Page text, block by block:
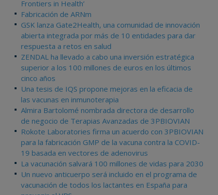
Frontiers in Health’
Fabricación de ARNm
GSK lanza Gate2Health, una comunidad de innovación
abierta integrada por más de 10 entidades para dar
respuesta a retos en salud
ZENDAL ha llevado a cabo una inversión estratégica
superior a los 100 millones de euros en los últimos
cinco años
Una tesis de IQS propone mejoras en la eficacia de
las vacunas en inmunoterapia
Almira Bartolomé nombrada directora de desarrollo
de negocio de Terapias Avanzadas de 3PBIOVIAN
Rokote Laboratories firma un acuerdo con 3PBIOVIAN
para la fabricación GMP de la vacuna contra la COVID-
19 basada en vectores de adenovirus
La vacunación salvará 100 millones de vidas para 2030
Un nuevo anticuerpo será incluido en el programa de
vacunación de todos los lactantes en España para